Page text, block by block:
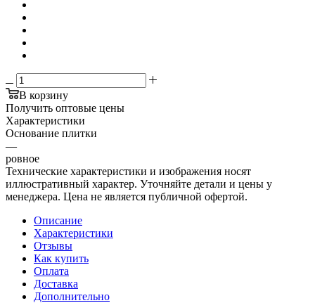
В корзину
Получить оптовые цены
Характеристики
Основание плитки
—
ровное
Технические характеристики и изображения носят
иллюстративный характер. Уточняйте детали и цены у
менеджера. Цена не является публичной офертой.
Описание
Характеристики
Отзывы
Как купить
Оплата
Доставка
Дополнительно